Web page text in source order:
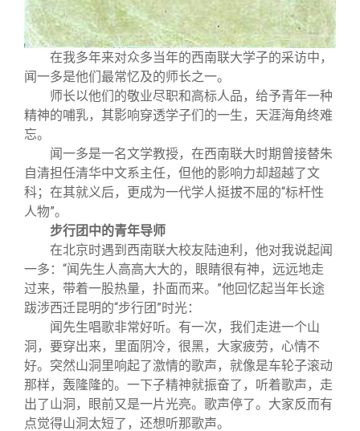
在我多年来对众多当年的西南联大学子的采访中，
闻一多是他们最常忆及的师长之一。
师长以他们的敬业尽职和高标人品，给予青年一种
精神的哺乳，其影响穿透学子们的一生，天涯海角终难
忘。
闻一多是一名文学教授，在西南联大时期曾接替朱
自清担任清华中文系主任，但他的影响力却超越了文
科；在其就义后，更成为一代学人挺拔不屈的“标杆性
人物”。
步行团中的青年导师
在北京时遇到西南联大校友陆迪利，他对我说起闻
一多：“闻先生人高高大大的，眼睛很有神，远远地走
过来，带着一股热量，扑面而来。”他回忆起当年长途
跋涉西迁昆明的“步行团”时光：
闻先生唱歌非常好听。有一次，我们走进一个山
洞，要穿出来，里面阴冷，很黑，大家疲劳，心情不
好。突然山洞里响起了激情的歌声，就像是车轮子滚动
那样，轰隆隆的。一下子精神就振奋了，听着歌声，走
出了山洞，眼前又是一片光亮。歌声停了。大家反而有
点觉得山洞太短了，还想听那歌声。